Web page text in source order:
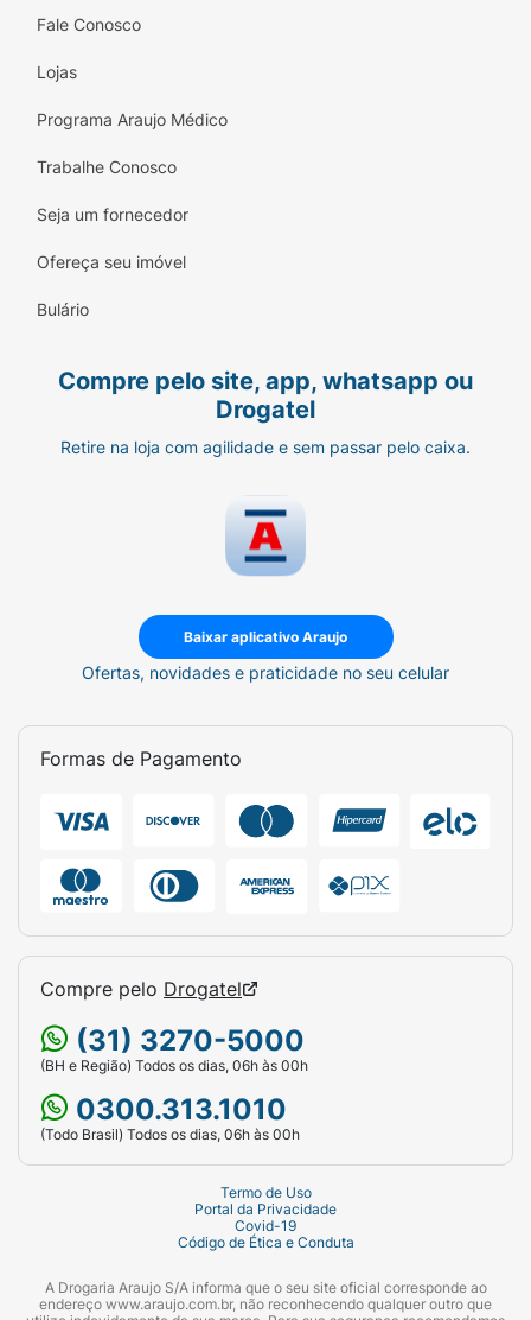
Fale Conosco
Lojas
Programa Araujo Médico
Trabalhe Conosco
Seja um fornecedor
Ofereça seu imóvel
Bulário
Compre pelo site, app, whatsapp ou
Drogatel
Retire na loja com agilidade e sem passar pelo caixa.
Baixar aplicativo Araujo
Ofertas, novidades e praticidade no seu celular
Formas de Pagamento
Compre pelo Drogatel
(31) 3270-5000
(BH e Região) Todos os dias, 06h às 00h
0300.313.1010
(Todo Brasil) Todos os dias, 06h às 00h
Termo de Uso
Portal da Privacidade
Covid-19
Código de Ética e Conduta
A Drogaria Araujo S/A informa que o seu site oficial corresponde ao
endereço www.araujo.com.br, não reconhecendo qualquer outro que